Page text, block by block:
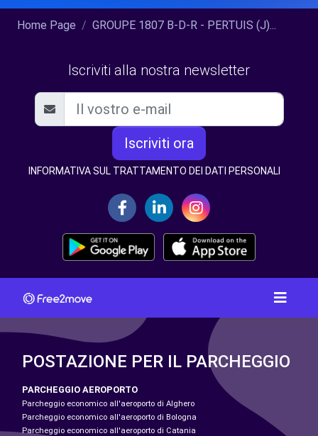
Home Page GROUPE 1807 B-D-R - PERTUIS (J)...
Iscriviti alla nostra newsletter
Iscriviti ora
INFORMATIVA SUL TRATTAMENTO DEI DATI PERSONALI
POSTAZIONE PER IL PARCHEGGIO
PARCHEGGIO AEROPORTO
Parcheggio economico all'aeroporto di Alghero
Parcheggio economico all'aeroporto di Bologna
Parcheggio economico all'aeroporto di Catania